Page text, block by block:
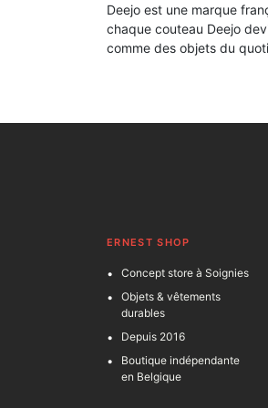
Deejo est une marque
chaque couteau Deejo
comme des objets du
ERNEST SHOP
Concept store à Soignies
Objets & vêtements
durables
Depuis 2016
Boutique indépendante
en Belgique